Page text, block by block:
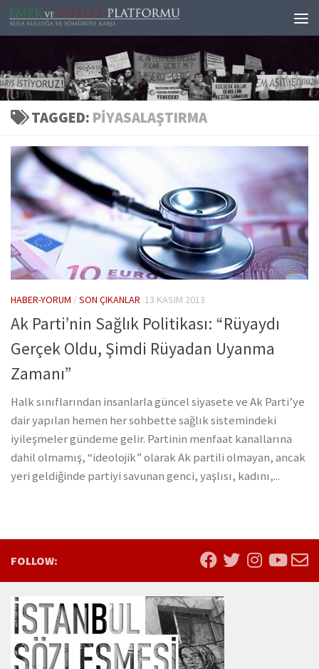
Skip to content
TAGGED: PIYASALAŞTIRMA
HABER-YORUM /SON ÇIKANLAR 13 KASIM 2013
Ak Parti’nin Sağlık Politikası: “Rüyaydı
Gerçek Oldu, Şimdi Rüyadan Uyanma
Zamanı”
Halk sınıflarından insanlarla güncel siyasete ve Ak Parti’ye
dair yapılan hemen her sohbette sağlık sistemindeki
iyileşmeler gündeme gelir. Partinin menfaat kanallarına
dahil olmamış, “ideolojik” olarak Ak partili olmayan, ancak
yeri geldiğinde partiyi savunan genci, yaşlısı, kadını,...
FOLLOW: